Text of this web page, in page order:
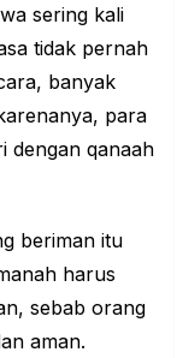
sering kali
tidak pernah
banyak
para
dengan qanaah
beriman itu
harus
sebab orang
aman.